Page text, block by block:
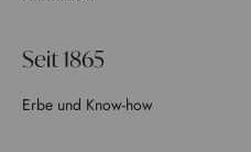
Seit 1865
Erbe und Know-how